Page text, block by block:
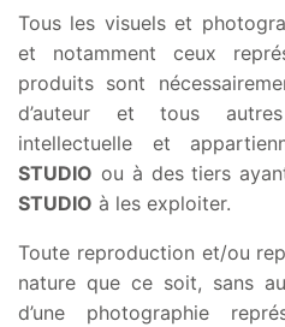
Tous les visuels et
et notamment ceux
produits sont
d’auteur et tous
intellectuelle et
STUDIO ou à des tiers
STUDIO à les exploiter.
Toute reproduction et/ou
nature que ce soit, sans
d’une photographie